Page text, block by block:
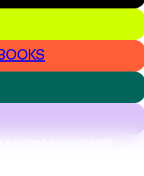
o ochraně osobních údajů